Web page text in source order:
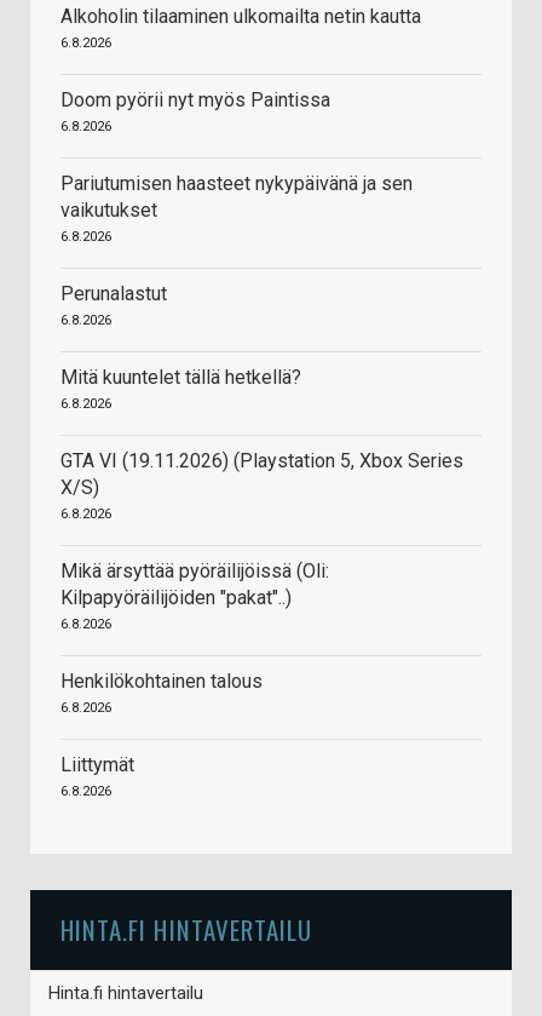
Alkoholin tilaaminen ulkomailta netin kautta
6.8.2026
Doom pyörii nyt myös Paintissa
6.8.2026
Pariutumisen haasteet nykypäivänä ja sen
vaikutukset
6.8.2026
Perunalastut
6.8.2026
Mitä kuuntelet tällä hetkellä?
6.8.2026
GTA VI (19.11.2026) (Playstation 5, Xbox Series
X/S)
6.8.2026
Mikä ärsyttää pyöräilijöissä (Oli:
Kilpapyöräilijöiden "pakat"..)
6.8.2026
Henkilökohtainen talous
6.8.2026
Liittymät
6.8.2026
HINTA.FI HINTAVERTAILU
Hinta.fi hintavertailu